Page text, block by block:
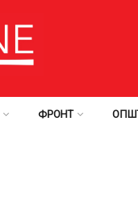
ФРОНТ